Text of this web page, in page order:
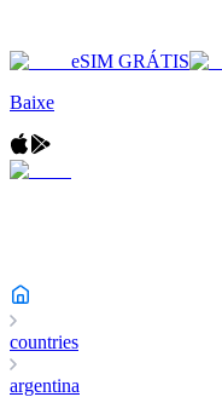
eSIM GRÁTIS
Baixe
countries
argentina